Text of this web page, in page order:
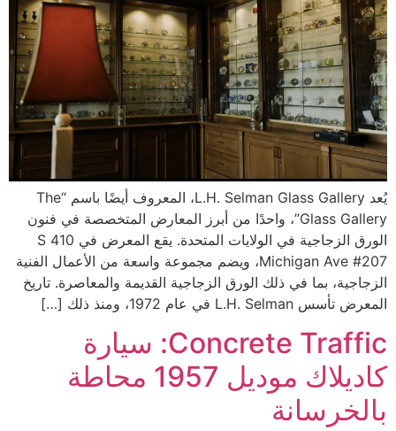
يُعد L.H. Selman Glass Gallery، المعروف أيضًا باسم “The
Glass Gallery”، واحدًا من أبرز المعارض المتخصصة في فنون
الورق الزجاجية في الولايات المتحدة. يقع المعرض في 410 S
Michigan Ave #207، ويضم مجموعة واسعة من الأعمال الفنية
الزجاجية، بما في ذلك الورق الزجاجية القديمة والمعاصرة. تاريخ
المعرض تأسس L.H. Selman في عام 1972، ومنذ ذلك […]
Concrete Traffic: سيارة
كاديلاك موديل 1957 محاطة
بالخرسانة